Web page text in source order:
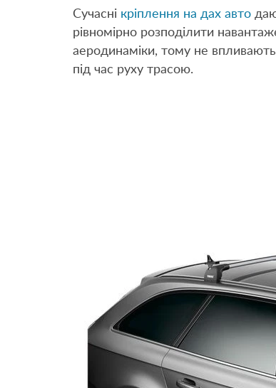
Сучасні кріплення на дах авто
рівномірно розподілити
аеродинаміки, тому не
під час руху трасою.